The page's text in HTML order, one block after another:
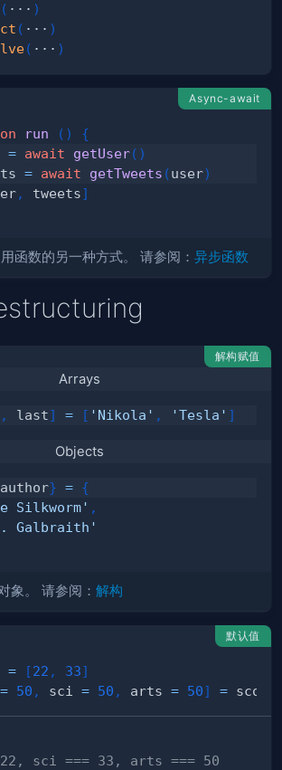
( ··· )
( ··· )
( ··· )
Async-await
run ( )
{
= await getUser( )
= await getTweets (user)
, tweets]
函数的另一种方式。 请参阅： 异步函数
解构赋值
Arrays
, last] = [ 'Nikola' , 'Tesla' ]
Objects
author} = {
Silkworm' ,
Galbraith'
象。 请参阅： 解构
默认值
= [22 , 33]
= 50 , sci = 50 , arts = 50] =
sci === 33, arts === 50